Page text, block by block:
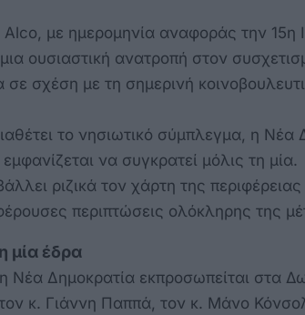
Alco, με ημερομηνία αναφοράς την 15η
ουσιαστική ανατροπή στον
σχέση με τη σημερινή
το νησιωτικό σύμπλεγμα, η Νέα
να συγκρατεί μόλις τη μία.
ριζικά τον χάρτη της
περιπτώσεις ολόκληρης της
μία έδρα
Νέα Δημοκρατία εκπροσωπείται στα
κ. Γιάννη Παππά, τον κ. Μάνο